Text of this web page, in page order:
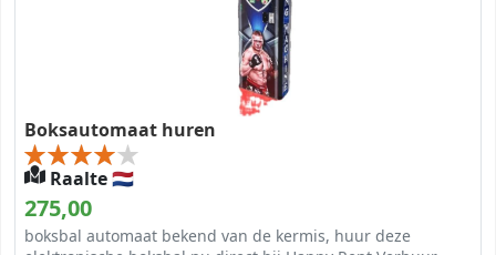
Boksautomaat huren
Raalte 🇳🇱
275,00
boksbal automaat bekend van de kermis, huur deze